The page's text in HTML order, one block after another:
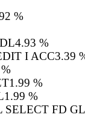
%
4.93 %
I ACC3.39
1.99 %
1.99 %
SELECT FD